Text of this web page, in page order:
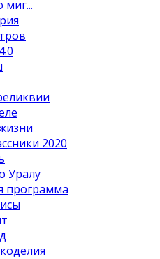
миг...
2020
Уралу
программа